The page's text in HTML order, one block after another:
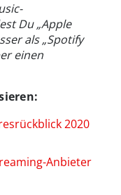
Du „Apple
als „Spotify
einen
2020
Anbieter